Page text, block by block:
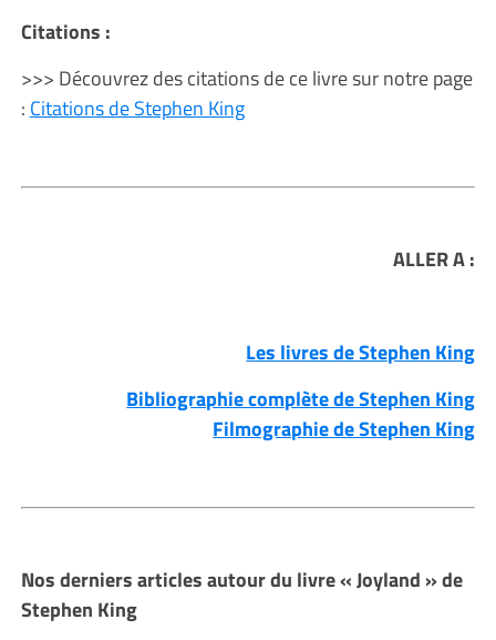
Citations :
>>> Découvrez des citations de ce livre sur notre page
: Citations de Stephen King
ALLER A :
Les livres de Stephen King
Bibliographie complète de Stephen King
Filmographie de Stephen King
Nos derniers articles autour du livre « Joyland » de
Stephen King